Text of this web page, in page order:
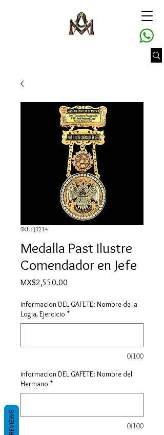
SKU: J3214
Medalla Past Ilustre
Comendador en Jefe
MX$2,550.00
informacion DEL GAFETE: Nombre de la
Logia, Ejercicio *
0/100
informacion DEL GAFETE: Nombre del
Hermano *
0/100
REVIEWS